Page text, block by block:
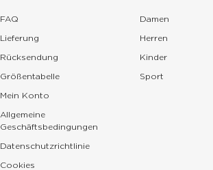
FAQ
Lieferung
Rücksendung
Größentabelle
Mein Konto
Allgemeine
Geschäftsbedingungen
Datenschutzrichtlinie
Cookies
Damen
Herren
Kinder
Sport